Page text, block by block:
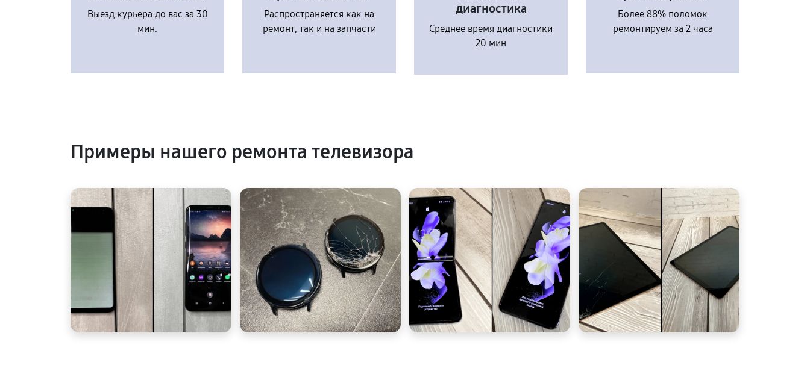
Выезд курьера до вас за 30
мин.
Распространяется как на
ремонт, так и на запчасти
диагностика
Среднее время диагностики
20 мин
Более 88% поломок
ремонтируем за 2 часа
Примеры нашего ремонта телевизора